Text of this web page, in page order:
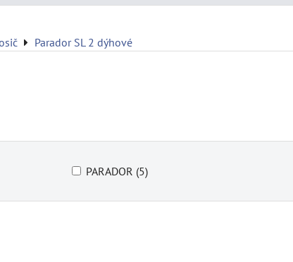
Parador SL 2 dýhové
PARADOR (5)